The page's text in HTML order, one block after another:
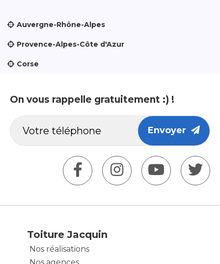
Auvergne-Rhône-Alpes
Provence-Alpes-Côte d'Azur
Corse
On vous rappelle gratuitement :) !
Envoyer
Toiture Jacquin
Nos réalisations
Nos agences